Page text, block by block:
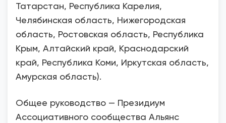
Татарстан, Республика Карелия,
Челябинская область, Нижегородская
область, Ростовская область, Республика
Крым, Алтайский край, Краснодарский
край, Республика Коми, Иркутская область,
Амурская область).
Общее руководство — Президиум
Ассоциативного сообщества Альянс